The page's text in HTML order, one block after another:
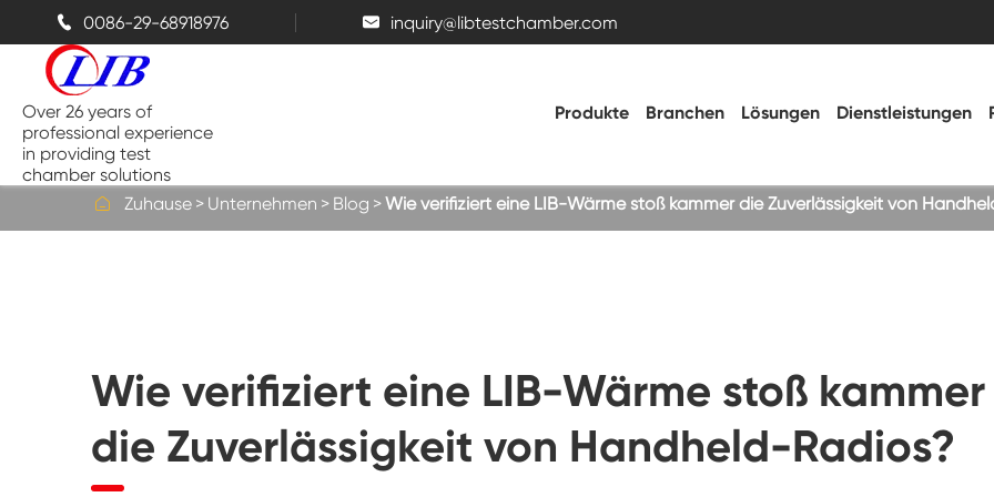
 0086-29-68918976  inquiry@libtestchamber.com
Over 26 years of
professional experience
in providing test
chamber solutions
Produkte
Thermische Kammern
Salz sprüh kammern
Vibrations kammer
Hohe Niedertemperatur-Test kammer
Branchen Lösungen Dienstleistungen
 Zuhause Unternehmen Blog Wie verifiziert eine LIB-Wärme stoß kammer die Zuverlässigkeit von
Wie verifiziert eine LIB-Wärme stoß kammer
die Zuverlässigkeit von Handheld-Radios?